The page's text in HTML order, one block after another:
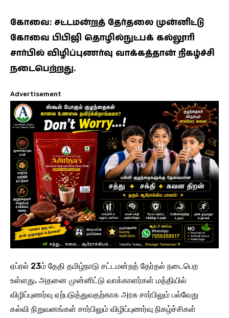
கோவை: சட்டமன்றத் தேர்தலை முன்னிட்டு
கோவை பிபிஜி தொழில்நுட்பக் கல்லூரி
சார்பில் விழிப்புணர்வு வாக்கத்தான் நிகழ்ச்சி
நடைபெற்றது.
Advertisement
ஏப்ரல் 23ம் தேதி தமிழ்நாடு சட்டமன்றத் தேர்தல் நடைபெற
உள்ளது. அதனை முன்னிட்டு வாக்காளர்கள் மத்தியில்
விழிப்புணர்வு ஏற்படுத்துவதற்காக அரசு சார்பிலும் பல்வேறு
கல்வி நிறுவனங்கள் சார்பிலும் விழிப்புணர்வு நிகழ்ச்சிகள்